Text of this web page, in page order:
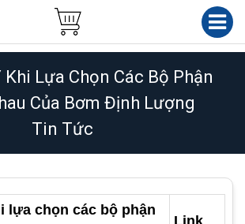
Khi Lựa Chọn Các Bộ Phận
Của Bơm Định Lượng
Tin Tức
lựa chọn các bộ phận
Link